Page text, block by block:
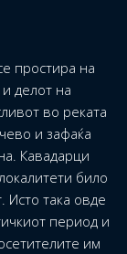
простира на
делот на
во реката
и зафаќа
Кавадарци
било
Исто така овде
период и
им